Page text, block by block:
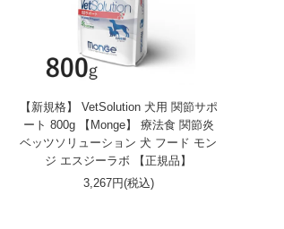
【新規格】 VetSolution 犬用 関節サポ
ート 800g 【Monge】 療法食 関節炎
ベッツソリューション 犬 フード モン
ジ エスジーラボ 【正規品】
3,267円(税込)